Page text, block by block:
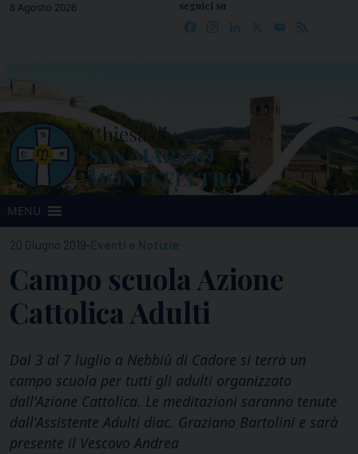
Skip8 Agosto 2026 seguici su
Facebook
Instagram
LinkedIn YouTube
MENU
20 Giugno 2019-Eventi e Notizie
Campo scuola Azione
Cattolica Adulti
Dal 3 al 7 luglio a Nebbiù di Cadore si terrà un
campo scuola per tutti gli adulti organizzato
dall'Azione Cattolica. Le meditazioni saranno tenute
dall'Assistente Adulti diac. Graziano Bartolini e sarà
presente il Vescovo Andrea